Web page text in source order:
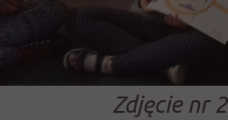
Zdjęcie nr